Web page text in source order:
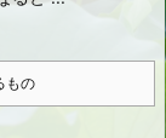
もの